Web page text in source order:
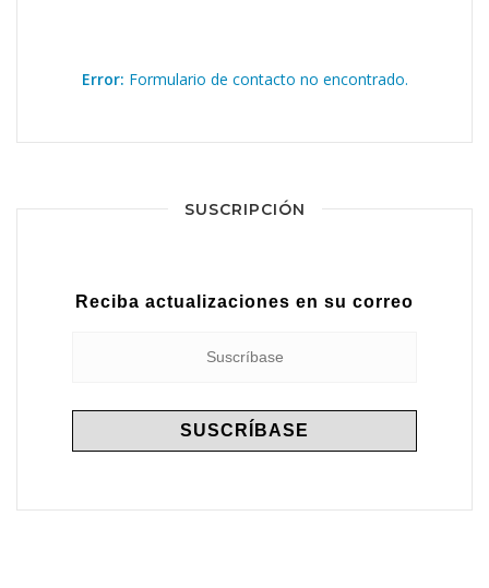
Error: Formulario de contacto no encontrado.
SUSCRIPCIÓN
Reciba actualizaciones en su correo